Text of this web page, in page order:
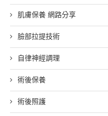
肌膚保養 網路分享
臉部拉提技術
自律神經調理
術後保養
術後照護